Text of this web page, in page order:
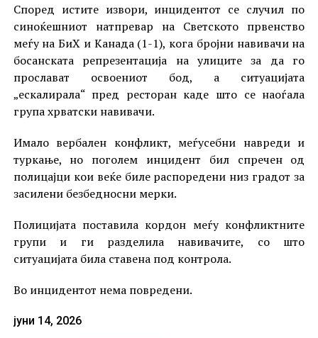
Според истите извори, инцидентот се случил по
синоќешниот натпревар на Светското првенство
меѓу на БиХ и Канада (1-1), кога бројни навивачи на
босанската репрезентација на улиците за да го
прослават освоениот бод, а ситуацијата
„ескалирала“ пред ресторан каде што се наоѓала
група хрватски навивачи.
Имало вербален конфликт, меѓусебни навреди и
туркање, но поголем инцидент бил спречен од
полицајци кои веќе биле распоредени низ градот за
засилени безбедносни мерки.
Полицијата поставила кордон меѓу конфликтните
групи и ги разделила навивачите, со што
ситуацијата била ставена под контрола.
Во инцидентот нема повредени.
јуни 14, 2026